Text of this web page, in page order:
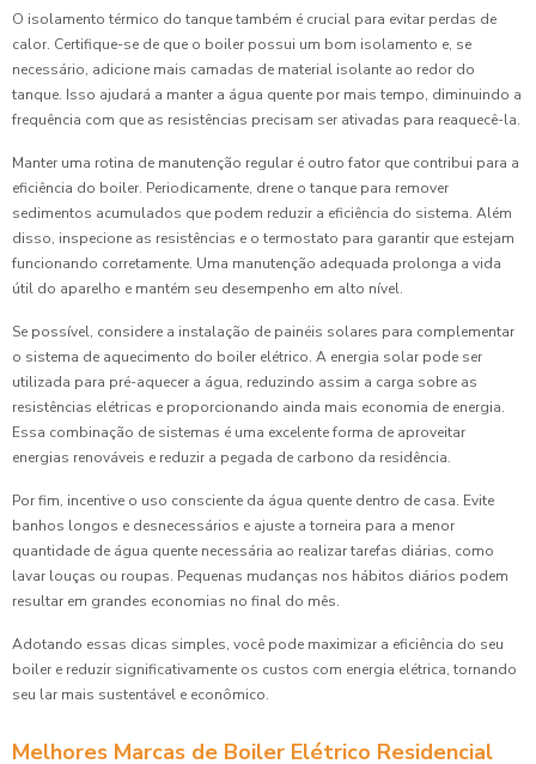
O isolamento térmico do tanque também é crucial para evitar perdas de
calor. Certifique-se de que o boiler possui um bom isolamento e, se
necessário, adicione mais camadas de material isolante ao redor do
tanque. Isso ajudará a manter a água quente por mais tempo, diminuindo a
frequência com que as resistências precisam ser ativadas para reaquecê-la.
Manter uma rotina de manutenção regular é outro fator que contribui para a
eficiência do boiler. Periodicamente, drene o tanque para remover
sedimentos acumulados que podem reduzir a eficiência do sistema. Além
disso, inspecione as resistências e o termostato para garantir que estejam
funcionando corretamente. Uma manutenção adequada prolonga a vida
útil do aparelho e mantém seu desempenho em alto nível.
Se possível, considere a instalação de painéis solares para complementar
o sistema de aquecimento do boiler elétrico. A energia solar pode ser
utilizada para pré-aquecer a água, reduzindo assim a carga sobre as
resistências elétricas e proporcionando ainda mais economia de energia.
Essa combinação de sistemas é uma excelente forma de aproveitar
energias renováveis e reduzir a pegada de carbono da residência.
Por fim, incentive o uso consciente da água quente dentro de casa. Evite
banhos longos e desnecessários e ajuste a torneira para a menor
quantidade de água quente necessária ao realizar tarefas diárias, como
lavar louças ou roupas. Pequenas mudanças nos hábitos diários podem
resultar em grandes economias no final do mês.
Adotando essas dicas simples, você pode maximizar a eficiência do seu
boiler e reduzir significativamente os custos com energia elétrica, tornando
seu lar mais sustentável e econômico.
Melhores Marcas de Boiler Elétrico Residencial